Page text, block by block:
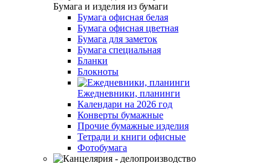
Бумага и изделия из бумаги
Бумага офисная белая
Бумага офисная цветная
Бумага для заметок
Бумага специальная
Бланки
Блокноты
Ежедневники, планинги
Календари на 2026 год
Конверты бумажные
Прочие бумажные изделия
Тетради и книги офисные
Фотобумага